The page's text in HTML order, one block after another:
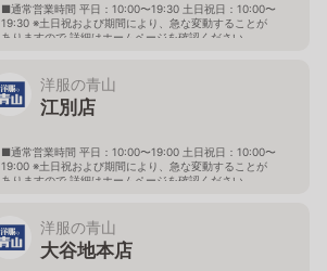
■通常営業時間 平日：10:00〜19:30 土日祝日：10:00〜
19:30 ※土日祝および期間により、急な変動することが
ありますので 詳細はホームページを確認ください
洋服の青山
江別店
■通常営業時間 平日：10:00〜19:00 土日祝日：10:00〜
19:00 ※土日祝および期間により、急な変動することが
ありますので 詳細はホームページを確認ください
洋服の青山
大谷地本店